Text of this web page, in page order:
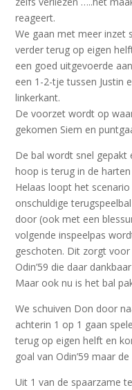
reageert.
We gaan met meer inzet
verder terug op eigen
een goed uitgevoerde
een 1-2-tje tussen Justin
linkerkant.
De voorzet wordt op
gekomen Siem en
De bal wordt snel gepakt
hoop is terug in de
Helaas loopt het
onschuldige
door (ook met een
volgende inspeelpas
geschoten. Dit zorgt
Odin’59 die daar
Maar ook nu is het bal
We schuiven Don door
achterin 1 op 1 gaan
terug op eigen helft en
goal van Odin’59 maar
Uit 1 van de spaarzame